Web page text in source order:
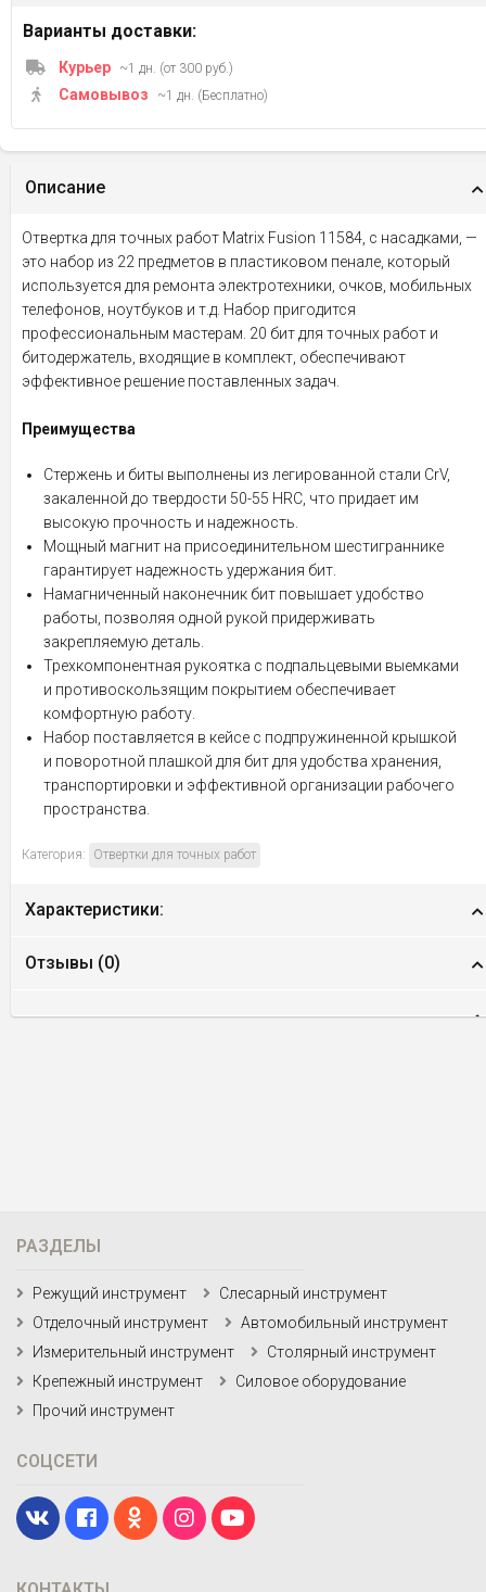
Варианты доставки:
Курьер ~1 дн. (от 300 руб.)
Самовывоз ~1 дн. (Бесплатно)
Описание
Отвертка для точных работ Matrix Fusion 11584, с насадками, —
это набор из 22 предметов в пластиковом пенале, который
используется для ремонта электротехники, очков, мобильных
телефонов, ноутбуков и т.д. Набор пригодится
профессиональным мастерам. 20 бит для точных работ и
битодержатель, входящие в комплект, обеспечивают
эффективное решение поставленных задач.
Преимущества
Стержень и биты выполнены из легированной стали CrV,
закаленной до твердости 50-55 HRC, что придает им
высокую прочность и надежность.
Мощный магнит на присоединительном шестиграннике
гарантирует надежность удержания бит.
Намагниченный наконечник бит повышает удобство
работы, позволяя одной рукой придерживать
закрепляемую деталь.
Трехкомпонентная рукоятка с подпальцевыми выемками
и противоскользящим покрытием обеспечивает
комфортную работу.
Набор поставляется в кейсе с подпружиненной крышкой
и поворотной плашкой для бит для удобства хранения,
транспортировки и эффективной организации рабочего
пространства.
Категория: Отвертки для точных работ
Характеристики:
Отзывы (0)
РАЗДЕЛЫ
Режущий инструмент
Слесарный инструмент
Отделочный инструмент
Автомобильный инструмент
Измерительный инструмент
Столярный инструмент
Крепежный инструмент
Силовое оборудование
Прочий инструмент
СОЦСЕТИ